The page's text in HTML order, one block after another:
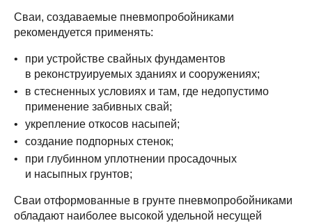
Сваи, создаваемые пневмопробойниками
рекомендуется применять:
при устройстве свайных фундаментов
в реконструируемых зданиях и сооружениях;
в стесненных условиях и там, где недопустимо
применение забивных свай;
укрепление откосов насыпей;
создание подпорных стенок;
при глубинном уплотнении просадочных
и насыпных грунтов;
Сваи отформованные в грунте пневмопробойниками
обладают наиболее высокой удельной несущей